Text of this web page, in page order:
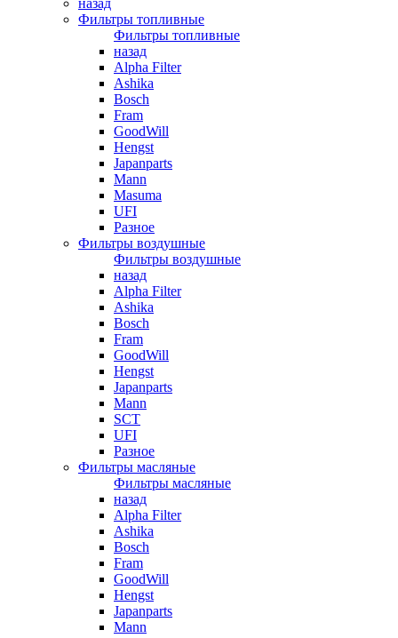
назад
Фильтры топливные
Фильтры топливные
назад
Alpha Filter
Ashika
Bosch
Fram
GoodWill
Hengst
Japanparts
Mann
Masuma
UFI
Разное
Фильтры воздушные
Фильтры воздушные
назад
Alpha Filter
Ashika
Bosch
Fram
GoodWill
Hengst
Japanparts
Mann
SCT
UFI
Разное
Фильтры масляные
Фильтры масляные
назад
Alpha Filter
Ashika
Bosch
Fram
GoodWill
Hengst
Japanparts
Mann